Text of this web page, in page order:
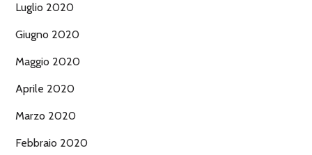
Luglio 2020
Giugno 2020
Maggio 2020
Aprile 2020
Marzo 2020
Febbraio 2020